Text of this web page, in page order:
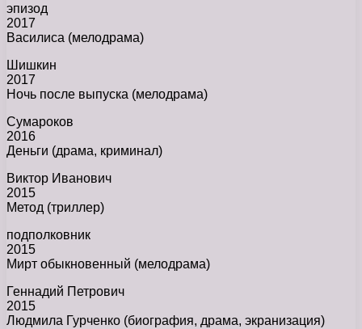
эпизод
2017
Василиса (мелодрама)
Шишкин
2017
Ночь после выпуска (мелодрама)
Сумароков
2016
Деньги (драма, криминал)
Виктор Иванович
2015
Метод (триллер)
подполковник
2015
Мирт обыкновенный (мелодрама)
Геннадий Петрович
2015
Людмила Гурченко (биография, драма, экранизация)